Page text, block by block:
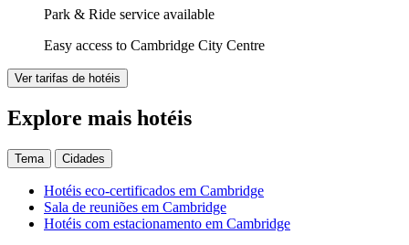
Park & Ride service available
Easy access to Cambridge City Centre
Ver tarifas de hotéis
Explore mais hotéis
Tema Cidades
Hotéis eco-certificados em Cambridge
Sala de reuniões em Cambridge
Hotéis com estacionamento em Cambridge